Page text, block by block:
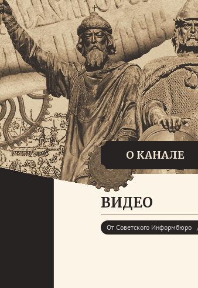
О КАНАЛЕ
ВИДЕО
От Советского Информбюро